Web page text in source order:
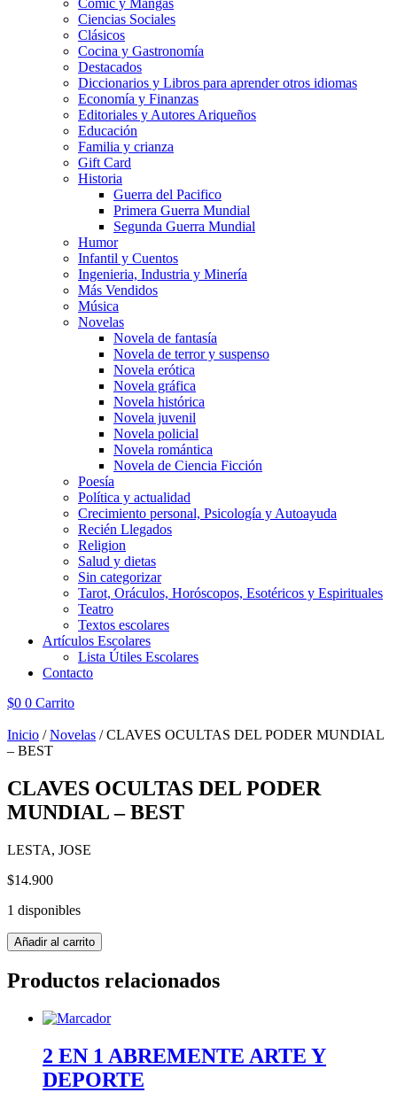
Comic y Mangas
Ciencias Sociales
Clásicos
Cocina y Gastronomía
Destacados
Diccionarios y Libros para aprender otros idiomas
Economía y Finanzas
Editoriales y Autores Ariqueños
Educación
Familia y crianza
Gift Card
Historia
Guerra del Pacifico
Primera Guerra Mundial
Segunda Guerra Mundial
Humor
Infantil y Cuentos
Ingenieria, Industria y Minería
Más Vendidos
Música
Novelas
Novela de fantasía
Novela de terror y suspenso
Novela erótica
Novela gráfica
Novela histórica
Novela juvenil
Novela policial
Novela romántica
Novela de Ciencia Ficción
Poesía
Política y actualidad
Crecimiento personal, Psicología y Autoayuda
Recién Llegados
Religion
Salud y dietas
Sin categorizar
Tarot, Oráculos, Horóscopos, Esotéricos y Espirituales
Teatro
Textos escolares
Artículos Escolares
Lista Útiles Escolares
Contacto
$0 0 Carrito
Inicio /Novelas / CLAVES OCULTAS DEL PODER MUNDIAL
– BEST
CLAVES OCULTAS DEL PODER
MUNDIAL – BEST
LESTA, JOSE
$14.900
1 disponibles
CLAVES
OCULTAS
DEL
PODER
cantidad
Añadir al carrito
Productos relacionados
2 EN 1 ABREMENTE ARTE Y
DEPORTE